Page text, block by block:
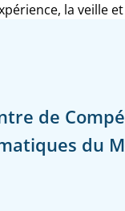
la veille
de
du